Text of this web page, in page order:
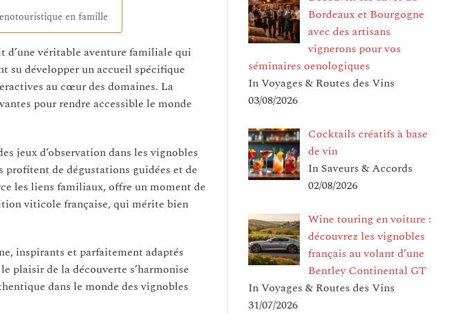
en famille
d’une véritable aventure familiale qui
su développer un accueil spécifique
au cœur des domaines. La
pour rendre accessible le monde
jeux d’observation dans les vignobles
profitent de dégustations guidées et de
les liens familiaux, offre un moment de
viticole française, qui mérite bien
inspirants et parfaitement adaptés
plaisir de la découverte s’harmonise
dans le monde des vignobles
Bordeaux et Bourgogne
avec des artisans
vignerons pour vos
séminaires oenologiques
In Voyages & Routes des Vins
03/08/2026
Cocktails créatifs à base
de vin
In Saveurs & Accords
02/08/2026
Wine touring en voiture :
découvrez les vignobles
français au volant d’une
Bentley Continental GT
In Voyages & Routes des Vins
31/07/2026